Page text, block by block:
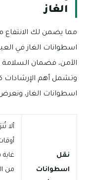
الغاز
مما يضمن لك
اسطوانات الغاز في
الآمن، فضمان السلامة
وتشمل أهم الإرشادات
اسطوانات الغاز،
نقل
اسطوانات
ألا
من